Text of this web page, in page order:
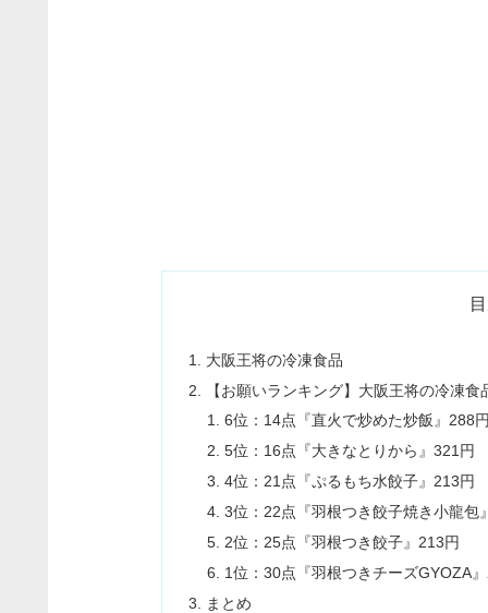
大阪王将の冷凍食品
【お願いランキング】大阪王将の冷凍
6位：14点『直火で炒めた炒飯』288
5位：16点『大きなとりから』321円
4位：21点『ぷるもち水餃子』213円
3位：22点『羽根つき餃子焼き小龍包
2位：25点『羽根つき餃子』213円
1位：30点『羽根つきチーズGYOZA
まとめ